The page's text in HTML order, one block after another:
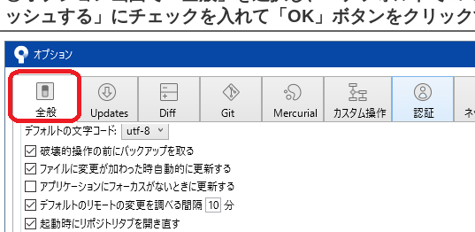
ッシュする」にチェックを入れて「OK」ボタンをクリック